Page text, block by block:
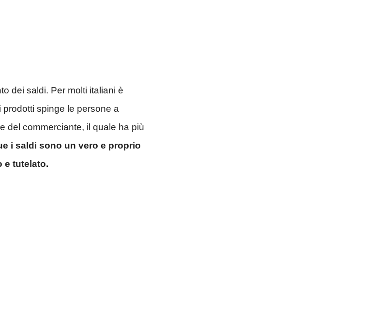
dei saldi. Per molti italiani è
prodotti spinge le persone a
del commerciante, il quale ha più
i saldi sono un vero e proprio
e tutelato.